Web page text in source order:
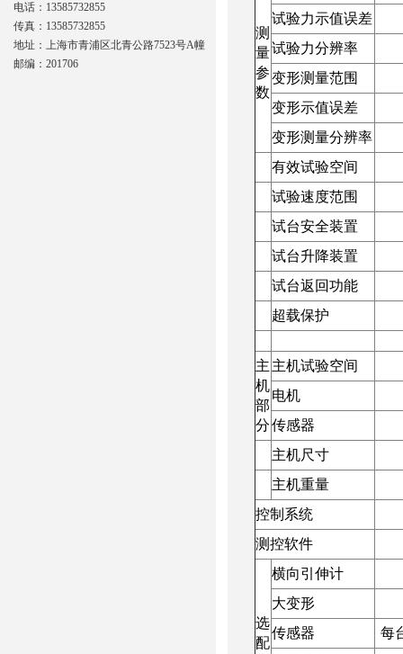
测
量
参
数
试验力示值误差
试验力分辨率
变形测量范围
变形示值误差
变形测量分辨率
有效试验空间
试验速度范围
试台安全装置
试台升降装置
试台返回功能
超载保护
主
机
部
分
主机试验空间
电机
传感器
主机尺寸
主机重量
控制系统
测控软件
选
配
横向引伸计
大变形
传感器
每
电话：13585732855
传真：13585732855
地址：上海市青浦区北青公路7523号A幢
邮编：201706